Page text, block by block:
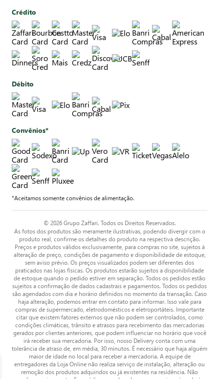
Crédito
Débito
Convênios*
*Aceitamos somente convênios de alimentação.
© 2026 Grupo Zaffari. Todos os Direitos Reservados.
As fotos dos produtos são meramente ilustrativas, podendo divergir com o
produto real, confirme os detalhes do produto na respectiva descrição.
Preços e produtos válidos exclusivamente, para compras no site, sujeitos à
alteração de preço, condições de pagamento e disponibilidade de estoque,
sem aviso prévio. Os preços visualizados podem ser diferentes dos
praticados nas lojas físicas. Os produtos estarão sujeitos a disponibilidade
de estoque quando o pedido estiver em separação. Todos os pedidos estão
sujeitos a confirmação de dados cadastrais e pagamentos. Todos os pedidos
são agendados com dia e horário definidos no momento da transação. Caso
haja alteração, podemos entrar em contato para informar. Isso vale para
compras de supermercado, eletrodomésticos e eletroportáteis. Importante
citar que existem fatores externos que não podem ser controlados, como
condições climáticas, trânsito e atrasos para recebimento das mercadorias
gerados por clientes anteriores, que podem influenciar no horário que você
irá receber sua mercadoria. Por isso, nosso Delivery conta com uma
tolerância de atraso de, em média, 30 minutos. É necessário que haja alguém
maior de idade no local para receber a mercadoria. A equipe de
entregadores da Loja Online não realiza serviço de instalação, alteração ou
remoção dos produtos adquiridos ou já existentes na residência. Não